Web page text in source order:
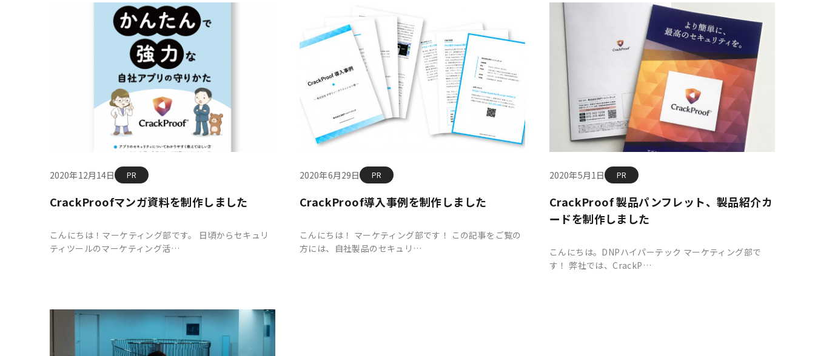
CrackProofマンガ資料を制作しました
こんにちは！マーケティング部です。 日頃からセキュリ
ティツールのマーケティング活…
2020年12月14日 PR
CrackProof導入事例を制作しました
こんにちは！ マーケティング部です！ この記事をご覧の
方には、自社製品のセキュリ…
2020年6月29日 PR
CrackProof 製品パンフレット、製品紹介カ
ードを制作しました
こんにちは。DNPハイパーテック マーケティング部で
す！ 弊社では、CrackP…
2020年5月1日 PR